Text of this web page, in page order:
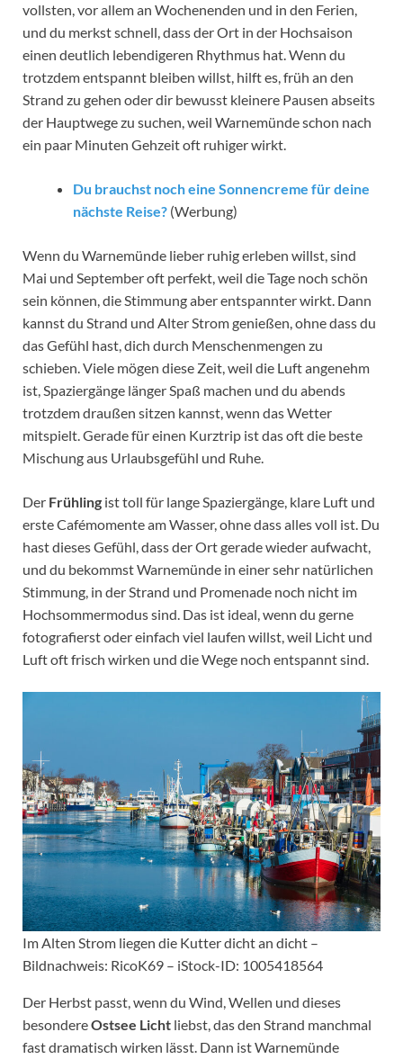
vollsten, vor allem an Wochenenden und in den Ferien,
und du merkst schnell, dass der Ort in der Hochsaison
einen deutlich lebendigeren Rhythmus hat. Wenn du
trotzdem entspannt bleiben willst, hilft es, früh an den
Strand zu gehen oder dir bewusst kleinere Pausen abseits
der Hauptwege zu suchen, weil Warnemünde schon nach
ein paar Minuten Gehzeit oft ruhiger wirkt.
Du brauchst noch eine Sonnencreme für deine
nächste Reise? (Werbung)
Wenn du Warnemünde lieber ruhig erleben willst, sind
Mai und September oft perfekt, weil die Tage noch schön
sein können, die Stimmung aber entspannter wirkt. Dann
kannst du Strand und Alter Strom genießen, ohne dass du
das Gefühl hast, dich durch Menschenmengen zu
schieben. Viele mögen diese Zeit, weil die Luft angenehm
ist, Spaziergänge länger Spaß machen und du abends
trotzdem draußen sitzen kannst, wenn das Wetter
mitspielt. Gerade für einen Kurztrip ist das oft die beste
Mischung aus Urlaubsgefühl und Ruhe.
Der Frühling ist toll für lange Spaziergänge, klare Luft und
erste Cafémomente am Wasser, ohne dass alles voll ist. Du
hast dieses Gefühl, dass der Ort gerade wieder aufwacht,
und du bekommst Warnemünde in einer sehr natürlichen
Stimmung, in der Strand und Promenade noch nicht im
Hochsommermodus sind. Das ist ideal, wenn du gerne
fotografierst oder einfach viel laufen willst, weil Licht und
Luft oft frisch wirken und die Wege noch entspannt sind.
Im Alten Strom liegen die Kutter dicht an dicht –
Bildnachweis: RicoK69 – iStock-ID: 1005418564
Der Herbst passt, wenn du Wind, Wellen und dieses
besondereOstsee Licht liebst, das den Strand manchmal
fast dramatisch wirken lässt. Dann ist Warnemünde